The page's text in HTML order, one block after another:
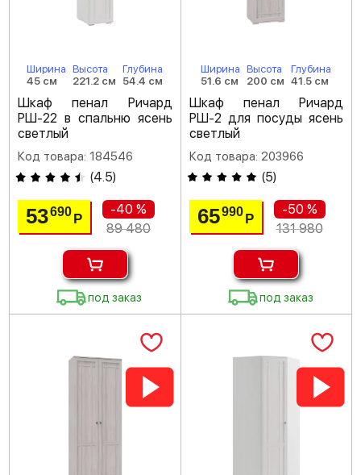
Ширина
45 см
Высота
221.2 см
Глубина
54.4 см
Шкаф пенал Ричард
РШ-22 в спальню ясень
светлый
Код товара: 184546
(4.5)
53690Р
-40 %
89 480
под заказ
Ширина
51.6 см
Высота
200 см
Глубина
41.5 см
Шкаф пенал Ричард
РШ-2 для посуды ясень
светлый
Код товара: 203966
(5)
65990 Р
-50 %
131 980
под заказ